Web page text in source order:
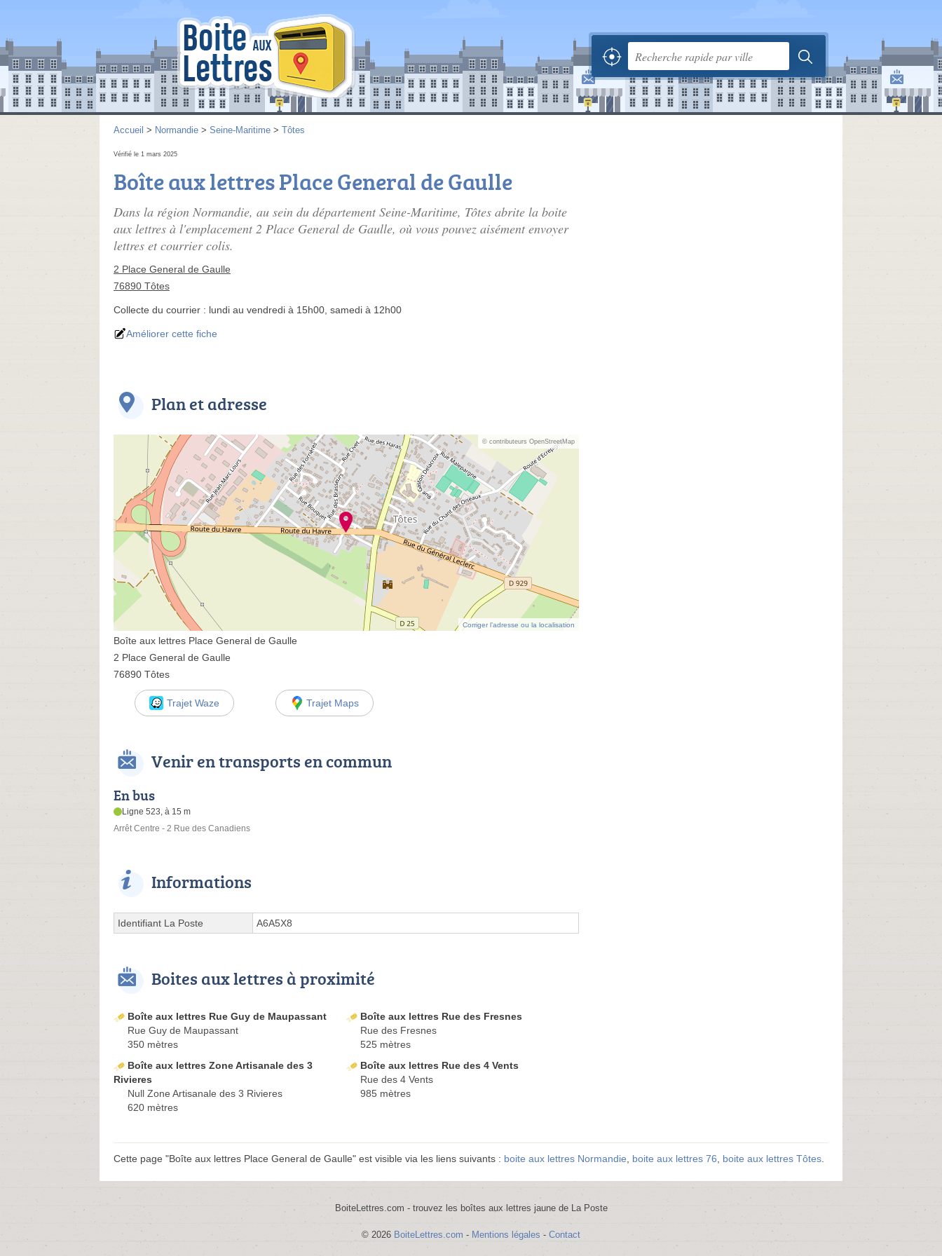
Accueil > Normandie > Seine-Maritime > Tôtes
Vérifié le 1 mars 2025
Boîte aux lettres Place General de Gaulle
Dans la région Normandie, au sein du département Seine-Maritime, Tôtes abrite la boite
aux lettres à l'emplacement 2 Place General de Gaulle, où vous pouvez aisément envoyer
lettres et courrier colis.
2 Place General de Gaulle
76890 Tôtes
Collecte du courrier : lundi au vendredi à 15h00, samedi à 12h00
Améliorer cette fiche
Plan et adresse
© contributeurs OpenStreetMap
Corriger l’adresse ou la localisation
Boîte aux lettres Place General de Gaulle
2 Place General de Gaulle
76890 Tôtes
Trajet Waze Trajet Maps
Venir en transports en commun
En bus
Ligne 523, à 15 m
Arrêt Centre - 2 Rue des Canadiens
Informations
Identifiant La Poste A6A5X8
Boites aux lettres à proximité
Boîte aux lettres Rue Guy de Maupassant
Rue Guy de Maupassant
350 mètres
Boîte aux lettres Rue des Fresnes
Rue des Fresnes
525 mètres
Boîte aux lettres Zone Artisanale des 3
Rivieres
Null Zone Artisanale des 3 Rivieres
620 mètres
Boîte aux lettres Rue des 4 Vents
Rue des 4 Vents
985 mètres
Cette page "Boîte aux lettres Place General de Gaulle" est visible via les liens suivants : boite aux lettres Normandie, boite aux lettres 76, boite aux lettres Tôtes.
BoiteLettres.com - trouvez les boîtes aux lettres jaune de La Poste
© 2026 BoiteLettres.com - Mentions légales - Contact